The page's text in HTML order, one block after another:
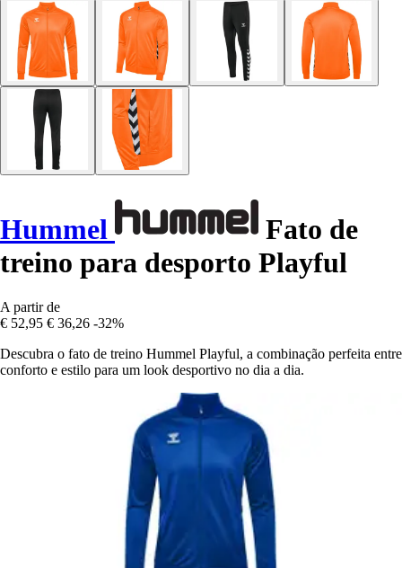
Hummel
Fato de
treino para desporto Playful
A partir de
€ 52,95 € 36,26 -32%
Descubra o fato de treino Hummel Playful, a combinação perfeita entre
conforto e estilo para um look desportivo no dia a dia.